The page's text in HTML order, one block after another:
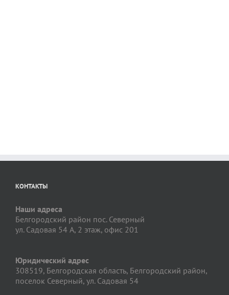
КОНТАКТЫ
Наши адреса
Белгородский район пос. Северный
ул. Садовая 54 А, 2 этаж, офис 201
Юридический адрес
308519, Белгородская область, Белгородский район,
поселок Северный, ул. Садовая 54